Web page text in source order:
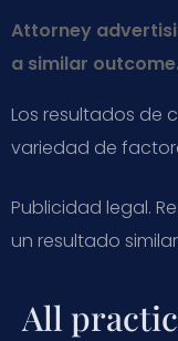
Attorney
a similar outcome.
Los resultados de
variedad de
Publicidad legal.
un resultado
All